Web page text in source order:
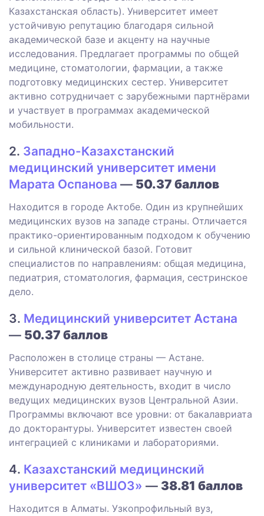
Казахстанская область). Университет имеет
устойчивую репутацию благодаря сильной
академической базе и акценту на научные
исследования. Предлагает программы по общей
медицине, стоматологии, фармации, а также
подготовку медицинских сестер. Университет
активно сотрудничает с зарубежными партнёрами
и участвует в программах академической
мобильности.
2. Западно-Казахстанский
медицинский университет имени
Марата Оспанова — 50.37 баллов
Находится в городе Актобе. Один из крупнейших
медицинских вузов на западе страны. Отличается
практико-ориентированным подходом к обучению
и сильной клинической базой. Готовит
специалистов по направлениям: общая медицина,
педиатрия, стоматология, фармация, сестринское
дело.
3. Медицинский университет Астана
— 50.37 баллов
Расположен в столице страны — Астане.
Университет активно развивает научную и
международную деятельность, входит в число
ведущих медицинских вузов Центральной Азии.
Программы включают все уровни: от бакалавриата
до докторантуры. Университет известен своей
интеграцией с клиниками и лабораториями.
4. Казахстанский медицинский
университет «ВШОЗ» — 38.81 баллов
Находится в Алматы. Узкопрофильный вуз,